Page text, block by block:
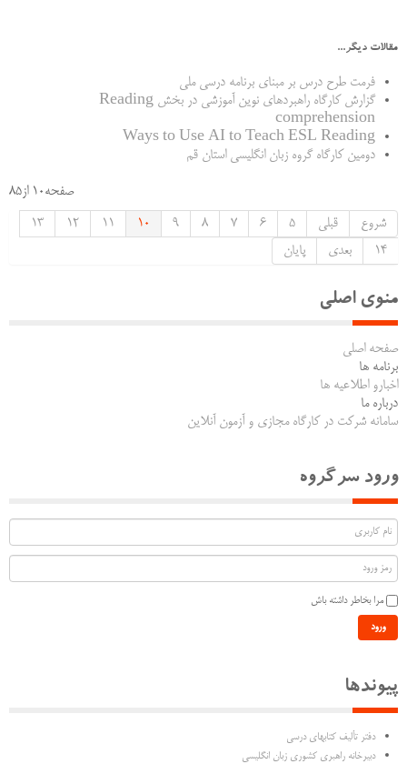
مقالات دیگر...
فرمت طرح درس بر مبنای برنامه درسی ملی
گزارش کارگاه راهبردهای نوین آموزشی در بخش Reading
comprehension
Ways to Use AI to Teach ESL Reading
دومین کارگاه گروه زبان انگلیسی استان قم
صفحه10 از85
شروع
قبلی 5
6
7
8
9
10
11
12
13
14
بعدی پایان
منوی اصلی
صفحه اصلی
برنامه ها
اخبارو اطلاعیه ها
درباره ما
سامانه شرکت در کارگاه مجازی و آزمون آنلاین
ورود سرگروه
مرا بخاطر داشته باش
ورود
پیوندها
دفتر تألیف كتابهاي درسي
دبیرخانه راهبری کشوری زبان انگلیسی